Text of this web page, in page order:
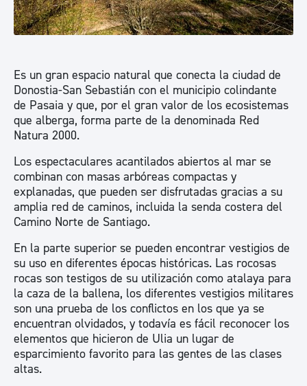
Es un gran espacio natural que conecta la ciudad de
Donostia-San Sebastián con el municipio colindante
de Pasaia y que, por el gran valor de los ecosistemas
que alberga, forma parte de la denominada Red
Natura 2000.
Los espectaculares acantilados abiertos al mar se
combinan con masas arbóreas compactas y
explanadas, que pueden ser disfrutadas gracias a su
amplia red de caminos, incluida la senda costera del
Camino Norte de Santiago.
En la parte superior se pueden encontrar vestigios de
su uso en diferentes épocas históricas. Las rocosas
rocas son testigos de su utilización como atalaya para
la caza de la ballena, los diferentes vestigios militares
son una prueba de los conflictos en los que ya se
encuentran olvidados, y todavía es fácil reconocer los
elementos que hicieron de Ulia un lugar de
esparcimiento favorito para las gentes de las clases
altas.